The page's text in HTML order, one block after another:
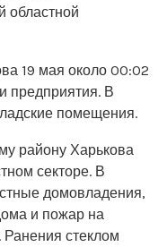
областной
19 мая около 00:02
предприятия. В
помещения.
району Харькова
секторе. В
домовладения,
и пожар на
стеклом